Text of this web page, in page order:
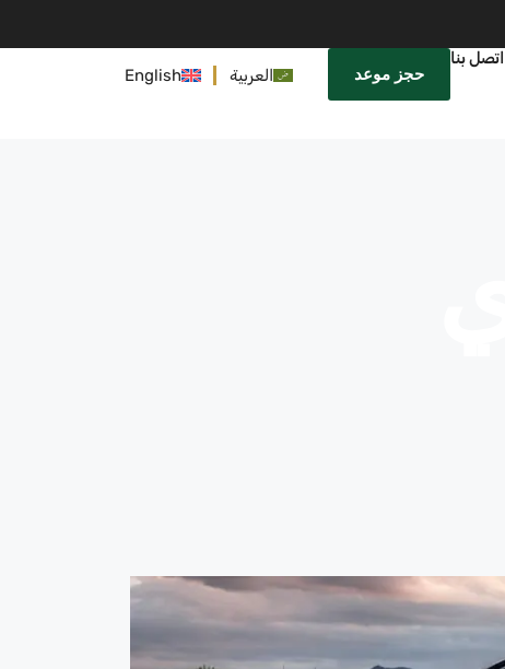
اتصل بنا
حجز موعد العربية English